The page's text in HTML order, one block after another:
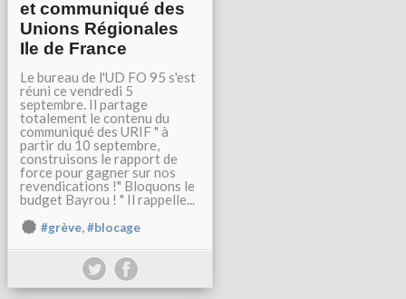
et communiqué des
Unions Régionales
Ile de France
Le bureau de l'UD FO 95 s'est
réuni ce vendredi 5
septembre. Il partage
totalement le contenu du
communiqué des URIF " à
partir du 10 septembre,
construisons le rapport de
force pour gagner sur nos
revendications !" Bloquons le
budget Bayrou ! " Il rappelle...
#grève,#blocage